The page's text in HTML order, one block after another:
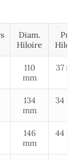
Diam.
Hiloire
Pro.
110
mm
37
134
mm
34
146
mm
44